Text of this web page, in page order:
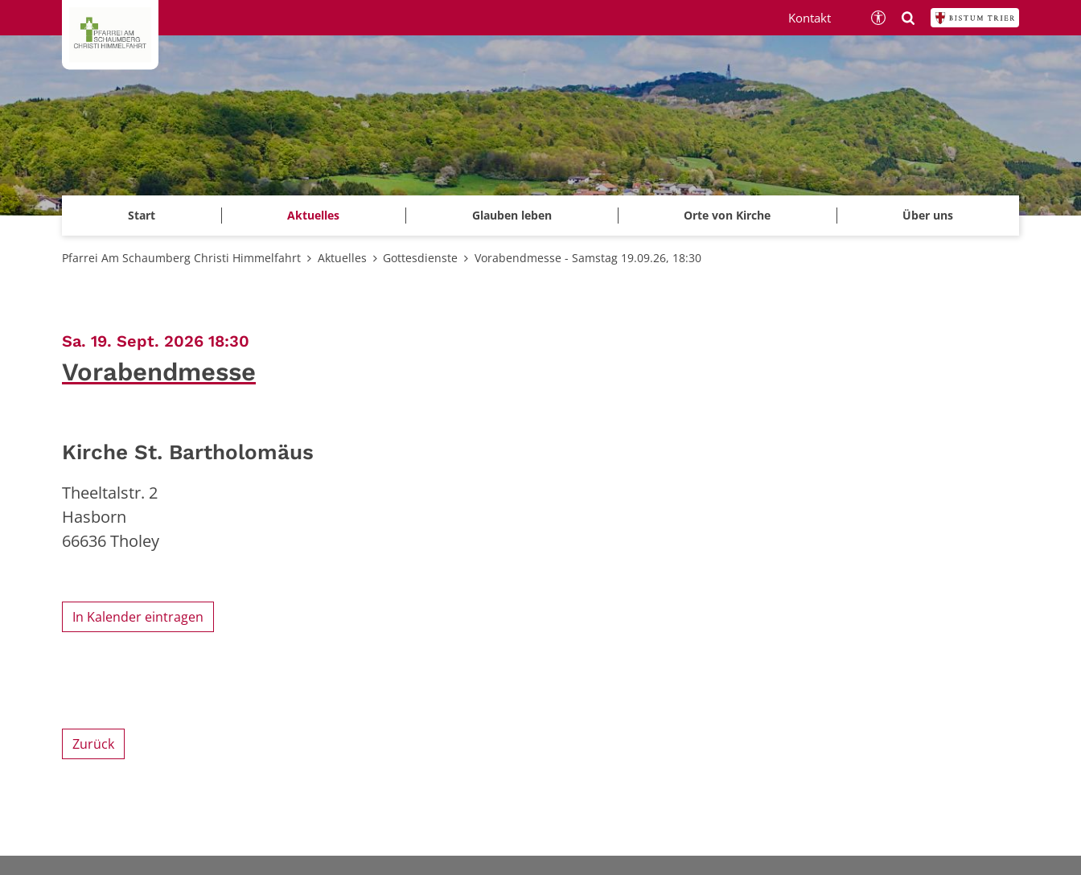
Start Aktuelles Glauben leben Orte von Kirche Über uns
Kontakt
Pfarrei Am Schaumberg Christi Himmelfahrt Aktuelles Gottesdienste Vorabendmesse - Samstag 19.09.26, 18:30
Sa. 19. Sept. 2026 18:30
Vorabendmesse
Kirche St. Bartholomäus
Theeltalstr. 2
Hasborn
66636Tholey
In Kalender eintragen
Zurück